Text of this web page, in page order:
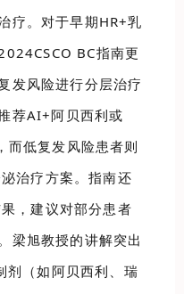
疗。对于早期HR+乳
BC指南更
发风险进行分层治疗
荐AI+阿贝西利或
而低复发风险患者则
治疗方案。指南还
，建议对部分患者
梁旭教授的讲解突出
剂（如阿贝西利、瑞